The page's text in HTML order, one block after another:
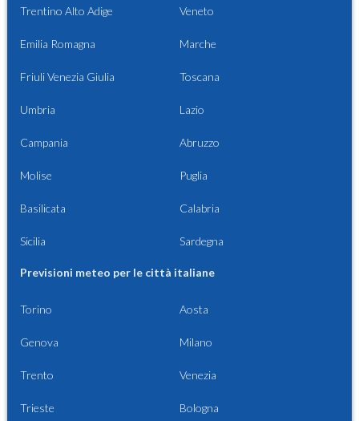
Trentino Alto Adige Veneto
Emilia Romagna Marche
Friuli Venezia Giulia Toscana
Umbria Lazio
Campania Abruzzo
Molise Puglia
Basilicata Calabria
Sicilia Sardegna
Previsioni meteo per le città italiane
Torino Aosta
Genova Milano
Trento Venezia
Trieste Bologna